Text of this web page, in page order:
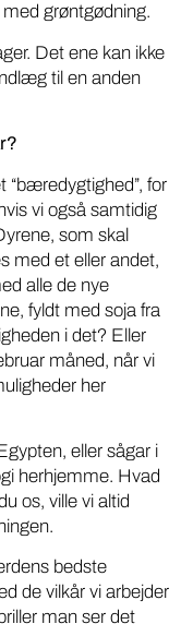
grøntgødning.
Det ene kan ikke
til en anden
“bæredygtighed”, for
vi også samtidig
som skal
med et eller andet,
alle de nye
fyldt med soja fra
i det? Eller
måned, når vi
her
eller sågar i
herhjemme. Hvad
os, ville vi altid
bedste
de vilkår vi arbejder
man ser det